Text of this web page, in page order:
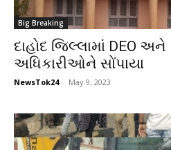
Big Breaking
દાહોદ જિલ્લામાં DEO અને
અધિકારીઓને સોંપાયા
NewsTok24 - May 9, 2023